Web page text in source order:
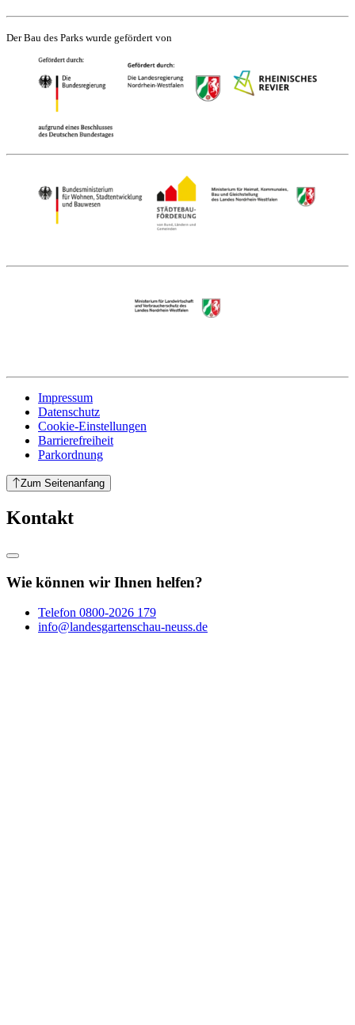
Der Bau des Parks wurde gefördert von
Impressum
Datenschutz
Cookie-Einstellungen
Barrierefreiheit
Parkordnung
Zum Seitenanfang
Kontakt
Wie können wir Ihnen helfen?
Telefon 0800-2026 179
info@landesgartenschau-neuss.de